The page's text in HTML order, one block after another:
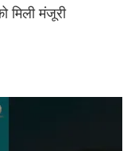
मिली मंजूरी